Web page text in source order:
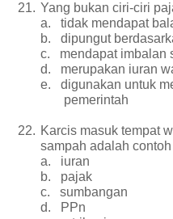
21. Yang bukan ciri-ciri
a.
tidak mendapat
b.
dipungut
c.
mendapat imbalan
d.
merupakan iuran
e.
digunakan untuk
pemerintah
22. Karcis masuk tempat
sampah adalah contoh
a.
iuran
b.
pajak
c.
sumbangan
d.
PPn